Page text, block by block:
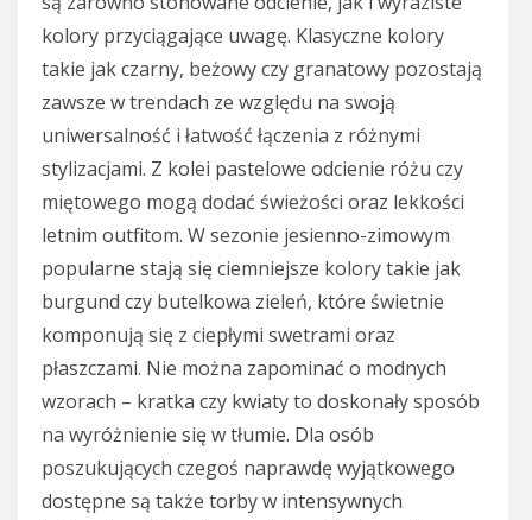
kolory przyciągające uwagę. Klasyczne kolory
takie jak czarny, beżowy czy granatowy pozostają
zawsze w trendach ze względu na swoją
uniwersalność i łatwość łączenia z różnymi
stylizacjami. Z kolei pastelowe odcienie różu czy
miętowego mogą dodać świeżości oraz lekkości
letnim outfitom. W sezonie jesienno-zimowym
popularne stają się ciemniejsze kolory takie jak
burgund czy butelkowa zieleń, które świetnie
komponują się z ciepłymi swetrami oraz
płaszczami. Nie można zapominać o modnych
wzorach – kratka czy kwiaty to doskonały sposób
na wyróżnienie się w tłumie. Dla osób
poszukujących czegoś naprawdę wyjątkowego
dostępne są także torby w intensywnych